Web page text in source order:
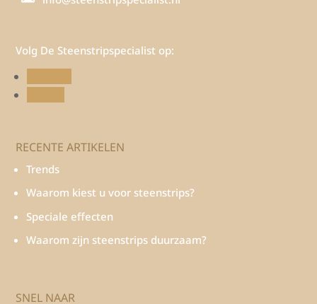
Volg De Steenstripspecialist op:
RECENTE ARTIKELEN
Trends
Waarom kiest u voor steenstrips?
Speciale effecten
Waarom zijn steenstrips duurzaam?
SNEL NAAR